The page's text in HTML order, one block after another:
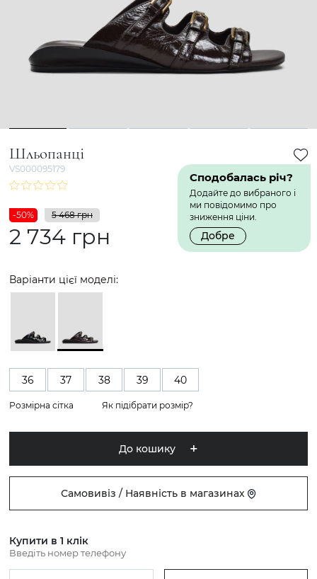
1 2 3 4 5
Шльопанці
VS000095179
Сподобалась річ?
Додайте до вибраного і
ми повідомимо про
зниження ціни.
Добре
-50% 5 468 грн
2 734 грн
Варіанти цієї моделі:
36 37 38 39 40
Розмірна сітка Як підібрати розмір?
До кошику
Самовивіз / Наявність в магазинах
Купити в 1 клік
Введіть номер телефону